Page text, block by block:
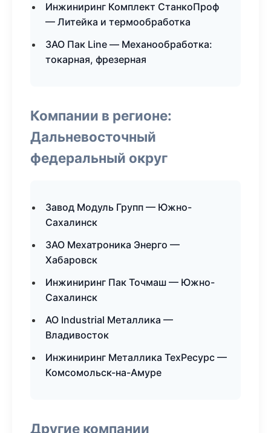
Инжиниринг Комплект СтанкоПроф
— Литейка и термообработка
ЗАО Пак Line — Механообработка:
токарная, фрезерная
Компании в регионе:
Дальневосточный
федеральный округ
Завод Модуль Групп — Южно-
Сахалинск
ЗАО Мехатроника Энерго —
Хабаровск
Инжиниринг Пак Точмаш — Южно-
Сахалинск
АО Industrial Металлика —
Владивосток
Инжиниринг Металлика ТехРесурс —
Комсомольск-на-Амуре
Другие компании